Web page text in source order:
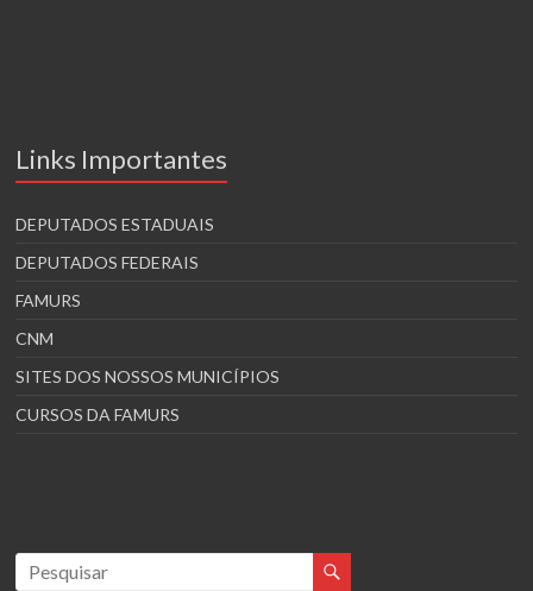
Links Importantes
DEPUTADOS ESTADUAIS
DEPUTADOS FEDERAIS
FAMURS
CNM
SITES DOS NOSSOS MUNICÍPIOS
CURSOS DA FAMURS